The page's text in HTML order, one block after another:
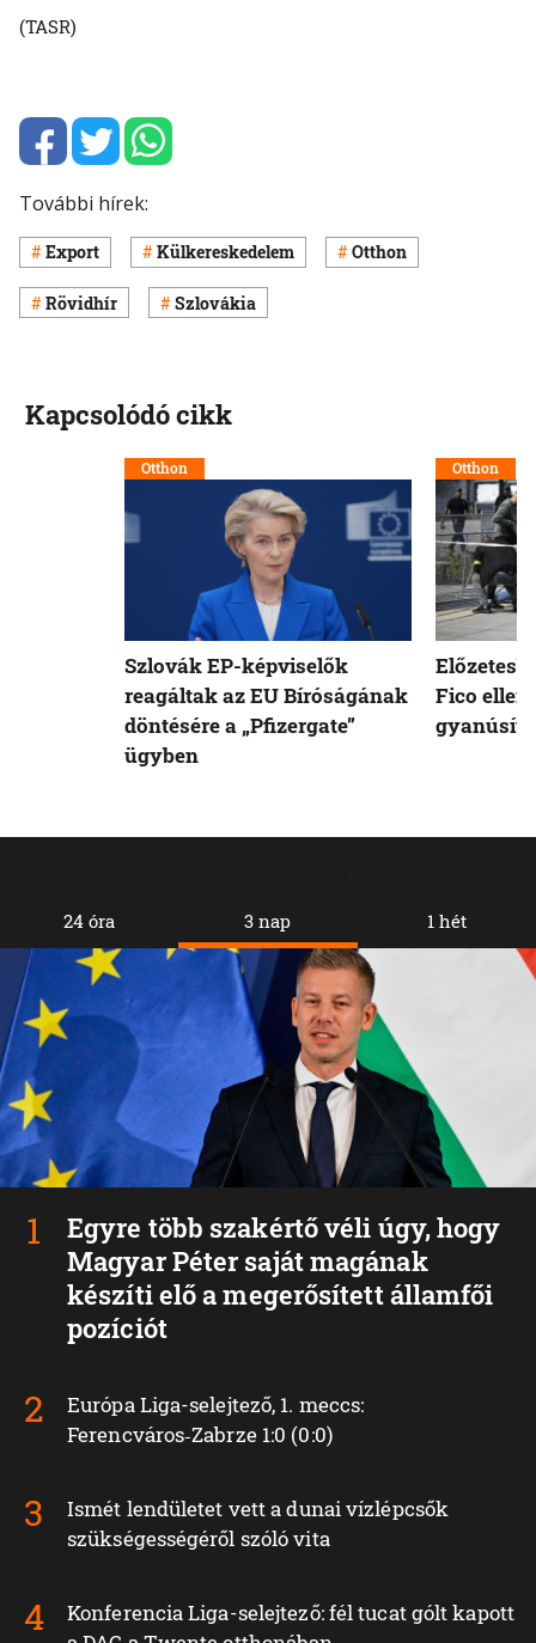
(TASR)
További hírek:
Export Külkereskedelem Otthon
Rövidhír Szlovákia
24 óra 3 nap
Egyre több szakértő véli úgy, hogy
Magyar Péter saját magának
készíti elő a megerősített államfői
pozíciót
Európa Liga-selejtező, 1. meccs:
Ferencváros‑Zabrze 1:0 (0:0)
Ismét lendületet vett a dunai vízlépcsők
szükségességéről szóló vita
Konferencia Liga-selejtező: fél tucat gólt kapott
1 hét
Kapcsolódó cikk
Otthon
Szlovák EP-képviselők
reagáltak az EU Bíróságának
döntésére a „Pfizergate”
ügyben
Otthon
Fico